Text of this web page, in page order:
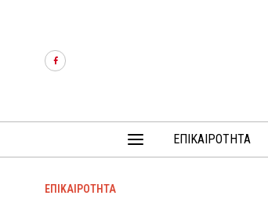
ΕΠΙΚΑΙΡΟΤΗΤΑ
ΕΠΙΚΑΙΡΟΤΗΤΑ